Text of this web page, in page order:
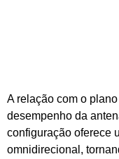
A relação com o
desempenho da
configuração oferece
omnidirecional,